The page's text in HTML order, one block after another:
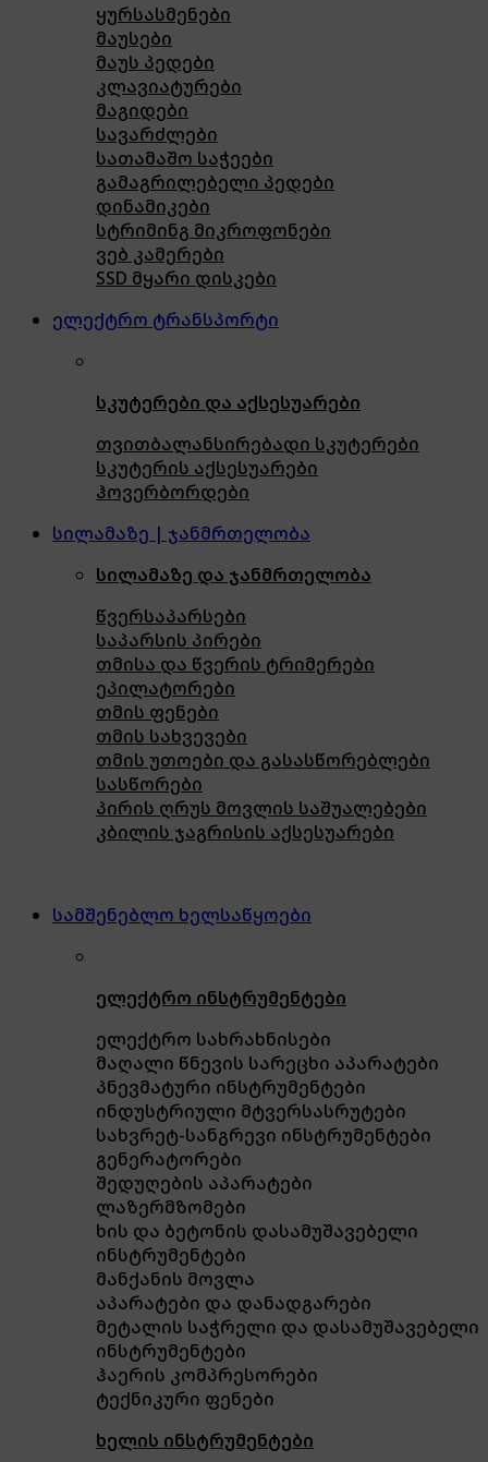
ყურსასმენები
მაუსები
მაუს პედები
კლავიატურები
მაგიდები
სავარძლები
სათამაშო საჭეები
გამაგრილებელი პედები
დინამიკები
სტრიმინგ მიკროფონები
ვებ კამერები
SSD მყარი დისკები
ელექტრო ტრანსპორტი
სკუტერები და აქსესუარები
თვითბალანსირებადი სკუტერები
სკუტერის აქსესუარები
ჰოვერბორდები
სილამაზე | ჯანმრთელობა
სილამაზე და ჯანმრთელობა
წვერსაპარსები
საპარსის პირები
თმისა და წვერის ტრიმერები
ეპილატორები
თმის ფენები
თმის სახვევები
თმის უთოები და გასასწორებლები
სასწორები
პირის ღრუს მოვლის საშუალებები
კბილის ჯაგრისის აქსესუარები
სამშენებლო ხელსაწყოები
ელექტრო ინსტრუმენტები
ელექტრო სახრახნისები
მაღალი წნევის სარეცხი აპარატები
პნევმატური ინსტრუმენტები
ინდუსტრიული მტვერსასრუტები
სახვრეტ-სანგრევი ინსტრუმენტები
გენერატორები
შედუღების აპარატები
ლაზერმზომები
ხის და ბეტონის დასამუშავებელი
ინსტრუმენტები
მანქანის მოვლა
აპარატები და დანადგარები
მეტალის საჭრელი და დასამუშავებელი
ინსტრუმენტები
ჰაერის კომპრესორები
ტექნიკური ფენები
ხელის ინსტრუმენტები